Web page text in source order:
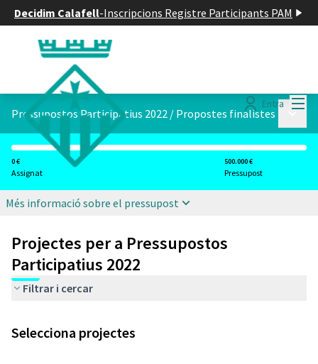
Decidim Calafell-Inscripcions Registre Participants PAM
Entra
Pressupostos Participatius 2022 / Propostes finalistes
0 €
Assignat
500.000 €
Pressupost
Més informació sobre el pressupost
Projectes per a Pressupostos
Participatius 2022
Filtrar i cercar
Selecciona projectes